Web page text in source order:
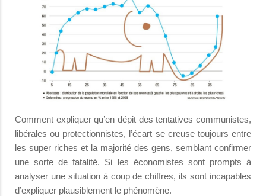
Comment expliquer qu’en dépit des tentatives communistes,
libérales ou protectionnistes, l’écart se creuse toujours entre
les super riches et la majorité des gens, semblant confirmer
une sorte de fatalité. Si les économistes sont prompts à
analyser une situation à coup de chiffres, ils sont incapables
d’expliquer plausiblement le phénomène.